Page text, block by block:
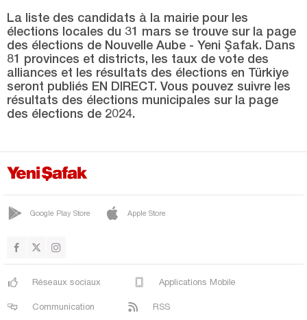
SİLVAN
SUR
YENİŞEHİR
Düzce
Edirne
Erzurum
Giresun
Gümüşhane
Hakkari
La liste des candidats à la mairie pour les
élections locales du 31 mars se trouve sur la page
des élections de Nouvelle Aube - Yeni Şafak. Dans
81 provinces et districts, les taux de vote des
alliances et les résultats des élections en Türkiye
seront publiés EN DIRECT. Vous pouvez suivre les
résultats des élections municipales sur la page
des élections de 2024.
Google Play Store Apple Store
Réseaux sociaux Applications Mobile
Communication RSS